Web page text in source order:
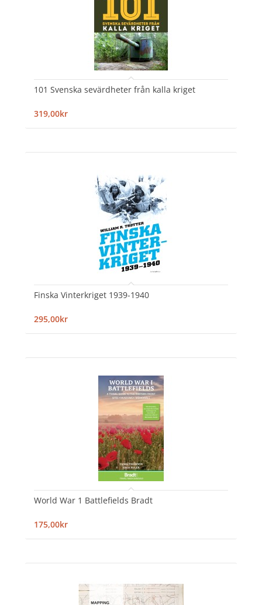
101 Svenska sevärdheter från kalla kriget
319,00kr
Finska Vinterkriget 1939-1940
295,00kr
World War 1 Battlefields Bradt
175,00kr